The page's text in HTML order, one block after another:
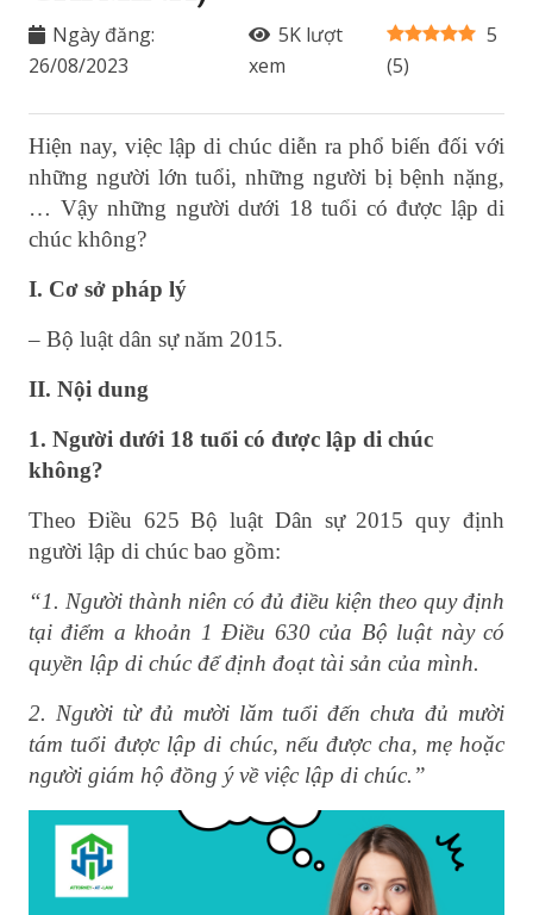
Ngày đăng:
26/08/2023
5Klượt
xem
5
(5)
Hiện nay, việc lập di chúc diễn ra phổ biến đối với
những người lớn tuổi, những người bị bệnh nặng,
… Vậy những người dưới 18 tuổi có được lập di
chúc không?
I. Cơ sở pháp lý
– Bộ luật dân sự năm 2015.
II. Nội dung
1. Người dưới 18 tuổi có được lập di chúc
không?
Theo Điều 625 Bộ luật Dân sự 2015 quy định
người lập di chúc bao gồm:
“1. Người thành niên có đủ điều kiện theo quy định
tại điểm a khoản 1 Điều 630 của Bộ luật này có
quyền lập di chúc để định đoạt tài sản của mình.
2. Người từ đủ mười lăm tuổi đến chưa đủ mười
tám tuổi được lập di chúc, nếu được cha, mẹ hoặc
người giám hộ đồng ý về việc lập di chúc.”